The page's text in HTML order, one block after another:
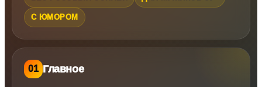
С ЮМОРОМ
01 Главное